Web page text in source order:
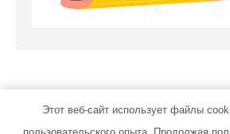
Этот веб-сайт использует файлы